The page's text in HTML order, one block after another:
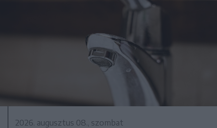
2026. augusztus 08., szombat